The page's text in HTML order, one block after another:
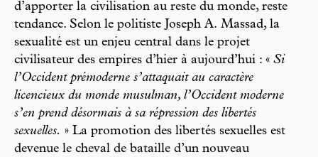
d’apporter la civilisation au reste du monde, reste
tendance. Selon le politiste Joseph A. Massad, la
sexualité est un enjeu central dans le projet
civilisateur des empires d’hier à aujourd’hui : « Si
l’Occident prémoderne s’attaquait au caractère
licencieux du monde musulman, l’Occident moderne
s’en prend désormais à sa répression des libertés
sexuelles. » La promotion des libertés sexuelles est
devenue le cheval de bataille d’un nouveau